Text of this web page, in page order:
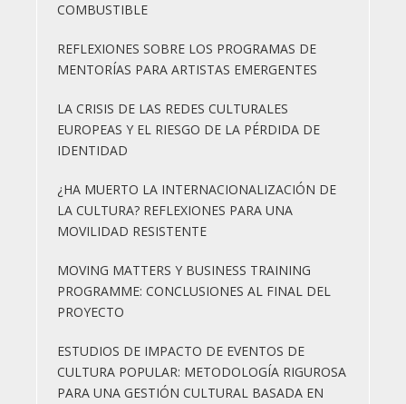
COMBUSTIBLE
REFLEXIONES SOBRE LOS PROGRAMAS DE
MENTORÍAS PARA ARTISTAS EMERGENTES
LA CRISIS DE LAS REDES CULTURALES
EUROPEAS Y EL RIESGO DE LA PÉRDIDA DE
IDENTIDAD
¿HA MUERTO LA INTERNACIONALIZACIÓN DE
LA CULTURA? REFLEXIONES PARA UNA
MOVILIDAD RESISTENTE
MOVING MATTERS Y BUSINESS TRAINING
PROGRAMME: CONCLUSIONES AL FINAL DEL
PROYECTO
ESTUDIOS DE IMPACTO DE EVENTOS DE
CULTURA POPULAR: METODOLOGÍA RIGUROSA
PARA UNA GESTIÓN CULTURAL BASADA EN